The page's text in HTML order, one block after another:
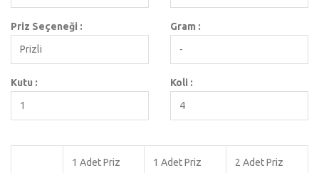
Priz Seçeneği :
Prizli
Gram :
-
Kutu :
1
Koli :
4
1 Adet Priz 1 Adet Priz 2 Adet Priz